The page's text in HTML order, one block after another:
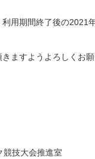
用期間終了後の2021
ますようよろしくお願
技大会推進室